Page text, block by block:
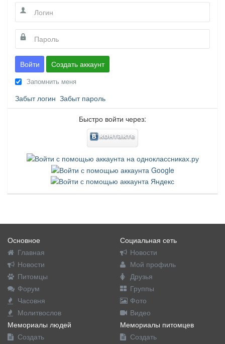
Войти Создать аккаунт
Запомнить меня
Забыт логин Забыт пароль
Быстро войти через:
Основное
Главная
Новости
Питомцы
Форум
Часовня
Молитвослов
Социальная сеть
Новости
Мой профиль
Друзья
Группы
Фото
Видео
Мемориалы людей
Создать
Мемориалы питомцев
Создать